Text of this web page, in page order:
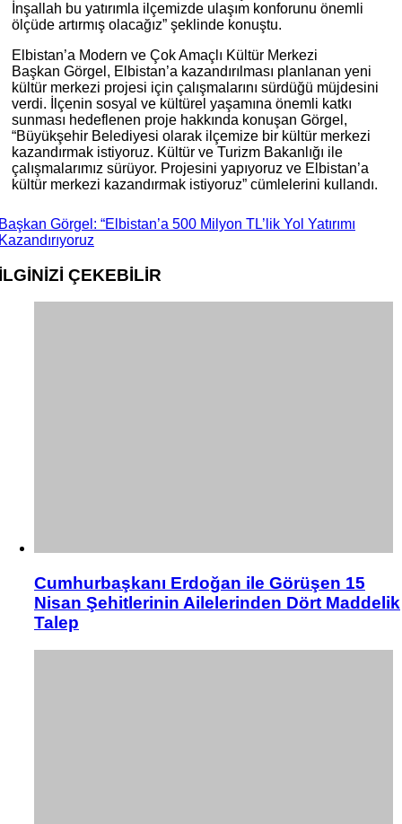
İnşallah bu yatırımla ilçemizde ulaşım konforunu önemli
ölçüde artırmış olacağız” şeklinde konuştu.
Elbistan’a Modern ve Çok Amaçlı Kültür Merkezi
Başkan Görgel, Elbistan’a kazandırılması planlanan yeni
kültür merkezi projesi için çalışmalarını sürdüğü müjdesini
verdi. İlçenin sosyal ve kültürel yaşamına önemli katkı
sunması hedeflenen proje hakkında konuşan Görgel,
“Büyükşehir Belediyesi olarak ilçemize bir kültür merkezi
kazandırmak istiyoruz. Kültür ve Turizm Bakanlığı ile
çalışmalarımız sürüyor. Projesini yapıyoruz ve Elbistan’a
kültür merkezi kazandırmak istiyoruz” cümlelerini kullandı.
Görgel: “Elbistan’a 500 Milyon TL’lik Yol Yatırımı
ÇEKEBİLİR
Cumhurbaşkanı Erdoğan ile Görüşen 15
Nisan Şehitlerinin Ailelerinden Dört Maddelik
Talep